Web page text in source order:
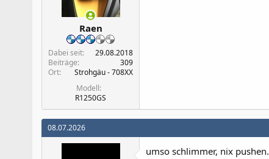
Raen
Dabei seit
29.08.2018
Beiträge
309
Ort
Strohgäu - 708XX
Modell
R1250GS
08.07.2026
umso schlimmer, nix pushen.